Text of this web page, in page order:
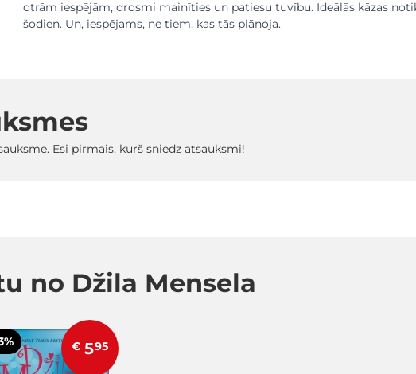
otrām iespējām, drosmi mainīties un patiesu tuvību. Ideālās kāzas
šodien. Un, iespējams, ne tiem, kas tās plānoja.
Esi pirmais, kurš sniedz atsauksmi!
no Džila Mensela
€ 595